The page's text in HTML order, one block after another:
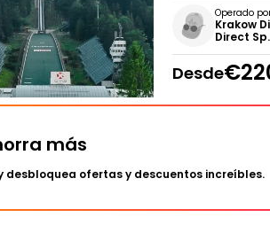
Operado
Krakow
Direct
Desde
más
desbloquea ofertas y descuentos increíbles.